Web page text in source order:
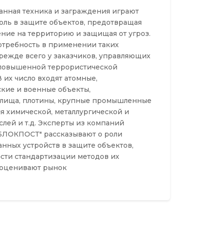
техника и заграждения играют
в защите объектов, предотвращая
на территорию и защищая от угроз.
в применении таких
всего у заказчиков, управляющих
террористической
их число входят атомные,
и военные объекты,
плотины, крупные промышленные
химической, металлургической и
и т.д. Эксперты из компаний
рассказывают о роли
устройств в защите объектов,
стандартизации методов их
рынок